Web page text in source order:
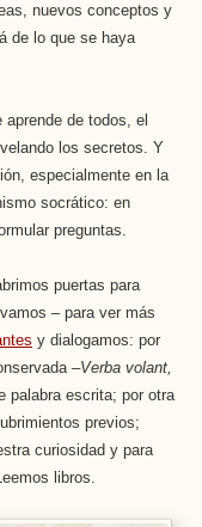
nuevos conceptos y
de lo que se haya
de todos, el
los secretos. Y
especialmente en la
socrático: en
preguntas.
puertas para
– para ver más
y dialogamos: por
–Verba volant,
palabra escrita; por otra
previos;
curiosidad y para
libros.